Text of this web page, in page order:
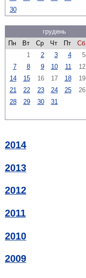
30
грудень
Пн
Вт Ср Чт Пт Сб
1
2 3 4 5
7
8 9 10 11 12
14
15 16 17 18 19
21
22 23 24 25 26
28
29 30 31
2014
2013
2012
2011
2010
2009